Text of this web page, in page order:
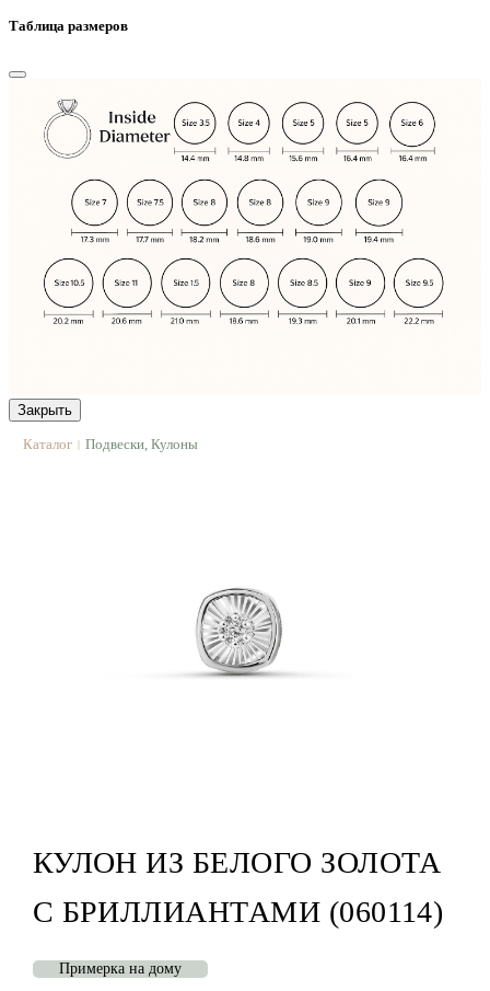
Таблица размеров
Закрыть
Каталог | Подвески, Кулоны
КУЛОН ИЗ БЕЛОГО ЗОЛОТА
С БРИЛЛИАНТАМИ (060114)
Примерка на дому